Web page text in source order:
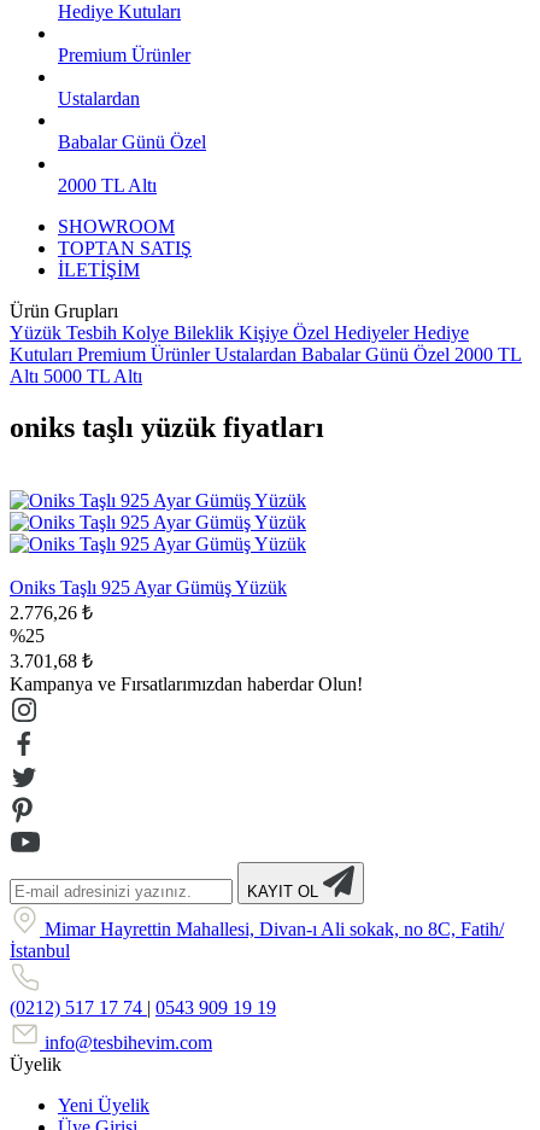
Hediye Kutuları
Premium Ürünler
Ustalardan
Babalar Günü Özel
2000 TL Altı
SHOWROOM
TOPTAN SATIŞ
İLETİŞİM
Ürün Grupları
Yüzük Tesbih Kolye Bileklik Kişiye Özel Hediyeler Hediye
Kutuları Premium Ürünler Ustalardan Babalar Günü Özel 2000 TL
Altı 5000 TL Altı
oniks taşlı yüzük fiyatları
Oniks Taşlı 925 Ayar Gümüş Yüzük
2.776,26 ₺
%25
3.701,68 ₺
Kampanya ve Fırsatlarımızdan haberdar Olun!
KAYIT OL
Mimar Hayrettin Mahallesi, Divan-ı Ali sokak, no 8C, Fatih/
İstanbul
(0212) 517 17 74 | 0543 909 19 19
info@tesbihevim.com
Üyelik
Yeni Üyelik